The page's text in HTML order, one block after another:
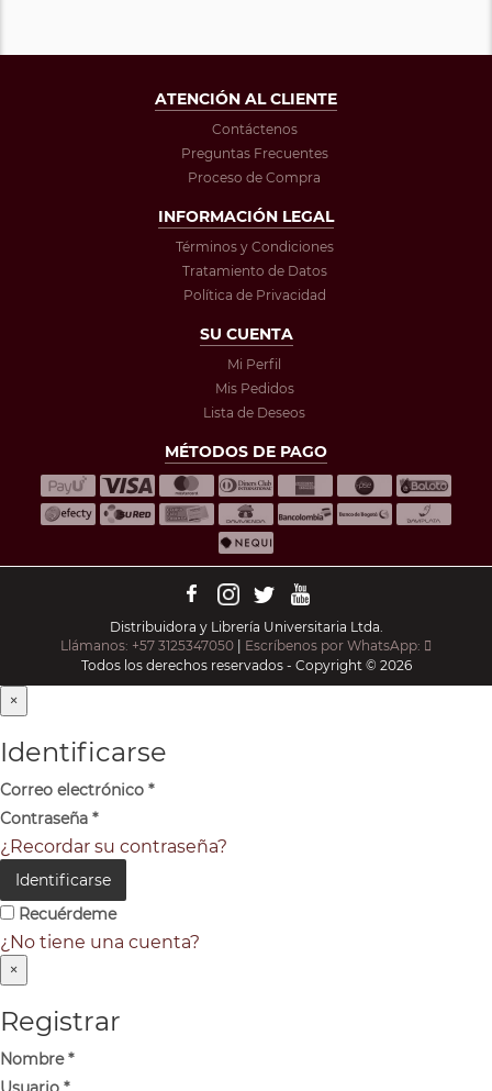
ATENCIÓN AL CLIENTE
Contáctenos
Preguntas Frecuentes
Proceso de Compra
INFORMACIÓN LEGAL
Términos y Condiciones
Tratamiento de Datos
Política de Privacidad
SU CUENTA
Mi Perfil
Mis Pedidos
Lista de Deseos
MÉTODOS DE PAGO
Distribuidora y Librería Universitaria Ltda.
Llámanos: +57 3125347050
Escríbenos por WhatsApp:
Todos los derechos reservados - Copyright © 2026
×
Identificarse
Correo electrónico *
Contraseña *
¿Recordar su contraseña?
Identificarse
Recuérdeme
¿No tiene una cuenta?
×
Registrar
Nombre*